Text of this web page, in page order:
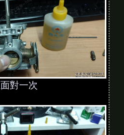
對一次